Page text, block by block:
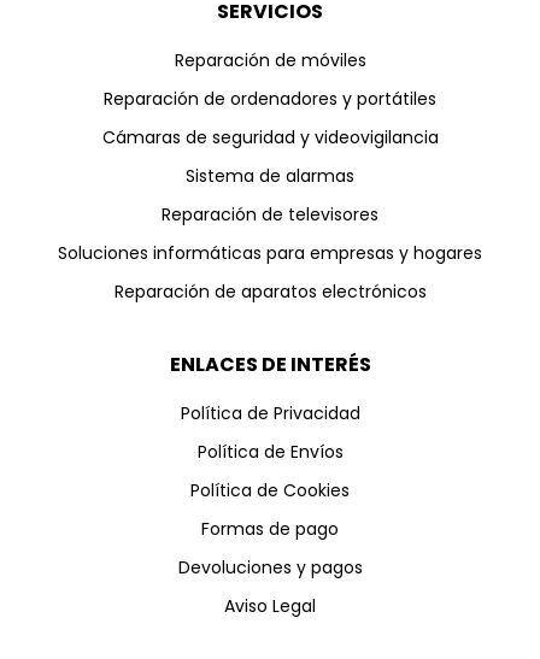
SERVICIOS
Reparación de móviles
Reparación de ordenadores y portátiles
Cámaras de seguridad y videovigilancia
Sistema de alarmas
Reparación de televisores
Soluciones informáticas para empresas y hogares
Reparación de aparatos electrónicos
ENLACES DE INTERÉS
Política de Privacidad
Política de Envíos
Política de Cookies
Formas de pago
Devoluciones y pagos
Aviso Legal